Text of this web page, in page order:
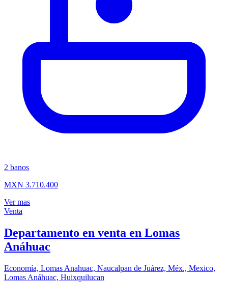
2 banos
MXN 3.710.400
Ver mas
Venta
Departamento en venta en Lomas
Anáhuac
Economía, Lomas Anahuac, Naucalpan de Juárez, Méx., Mexico,
Lomas Anáhuac, Huixquilucan